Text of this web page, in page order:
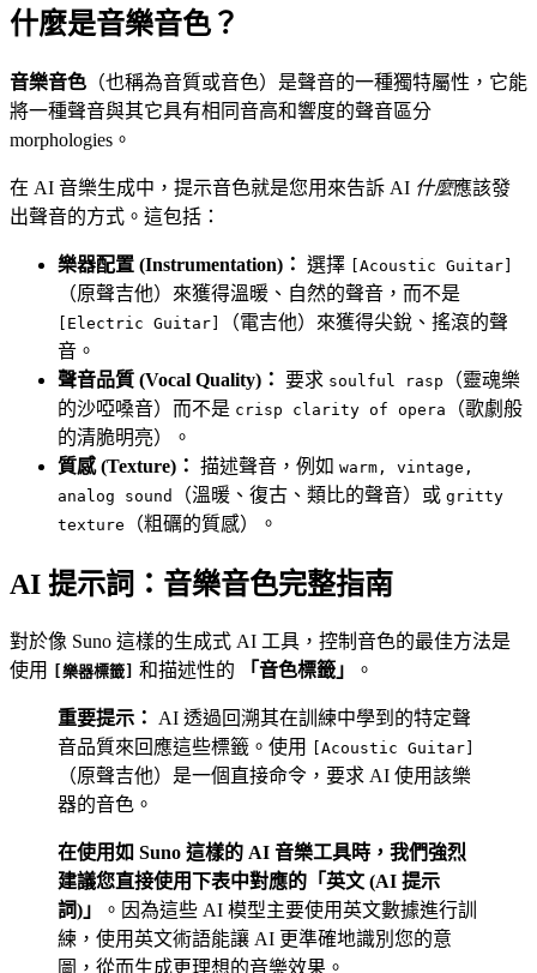
什麼是音樂音色？
音樂音色 （也稱為音質或音色）是聲音的一種獨特屬性，它能
將一種聲音與其它具有相同音高和響度的聲音區分
morphologies。
在 AI 音樂生成中，提示音色就是您用來告訴 AI 什麼應該發
出聲音的方式。這包括：
樂器配置 (Instrumentation)： 選擇 [Acoustic Guitar]
（原聲吉他）來獲得溫暖、自然的聲音，而不是
[Electric Guitar]
（電吉他）來獲得尖銳、搖滾的聲
音。
聲音品質 (Vocal Quality)： 要求 soulful rasp
（靈魂樂
的沙啞嗓音）而不是 crisp clarity of opera
（歌劇般
的清脆明亮）。
質感 (Texture)： 描述聲音，例如 warm, vintage,
analog sound
（溫暖、復古、類比的聲音）或 gritty
texture
（粗礪的質感）。
AI 提示詞：音樂音色完整指南
對於像 Suno 這樣的生成式 AI 工具，控制音色的最佳方法是
使用
[樂器標籤] 和描述性的 「音色標籤」 。
重要提示： AI 透過回溯其在訓練中學到的特定聲
音品質來回應這些標籤。使用
[Acoustic Guitar]
（原聲吉他）是一個直接命令，要求 AI 使用該樂
器的音色。
在使用如 Suno 這樣的 AI 音樂工具時，我們強烈
建議您直接使用下表中對應的「英文 (AI 提示
詞)」
。因為這些 AI 模型主要使用英文數據進行訓
練，使用英文術語能讓 AI 更準確地識別您的意
圖，從而生成更理想的音樂效果。